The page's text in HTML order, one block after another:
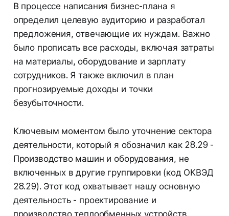
В процессе написания бизнес-плана я
определил целевую аудиторию и разработал
предложения, отвечающие их нуждам. Важно
было прописать все расходы, включая затраты
на материалы, оборудование и зарплату
сотрудников. Я также включил в план
прогнозируемые доходы и точки
безубыточности.
Ключевым моментом было уточнение сектора
деятельности, который я обозначил как 28.29 -
Производство машин и оборудования, не
включенных в другие группировки (код ОКВЭД
28.29). Этот код охватывает нашу основную
деятельность - проектирование и
производство теплообменных устройств.